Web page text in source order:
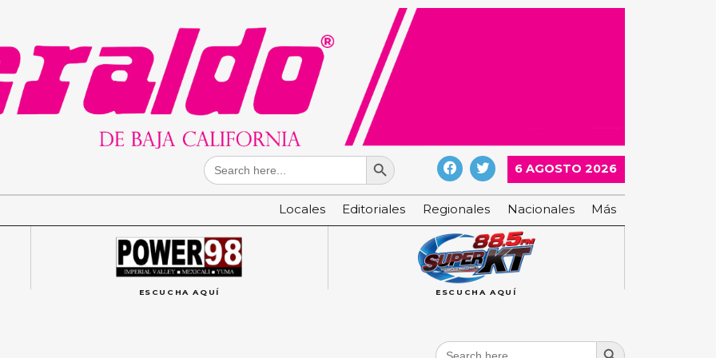
Search
for:
Search Button
6 AGOSTO 2026
Locales Editoriales Regionales Nacionales Más
ESCUCHA AQUÍ ESCUCHA AQUÍ
Search
Search Button